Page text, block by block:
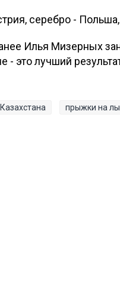
серебро -
Илья Мизерных
- это лучший
прыжки на